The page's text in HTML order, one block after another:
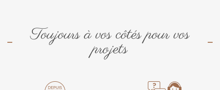
Toujours à vos côtés pour vos
projets